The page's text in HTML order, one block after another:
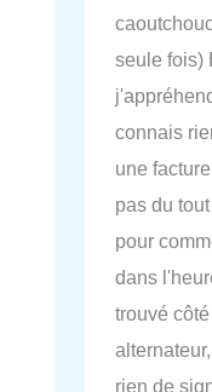
seule fois)
connais
une
pas du
pour
dans
trouvé
rien de